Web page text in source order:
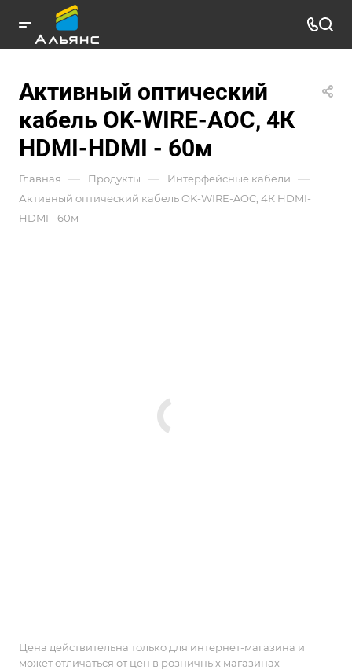
Активный оптический
кабель OK-WIRE-AOC, 4К
HDMI-HDMI - 60м
Главная — Продукты — Интерфейсные кабели —
Активный оптический кабель OK-WIRE-AOC, 4К HDMI-
HDMI - 60м
Цена действительна только для интернет-магазина и
может отличаться от цен в розничных магазинах